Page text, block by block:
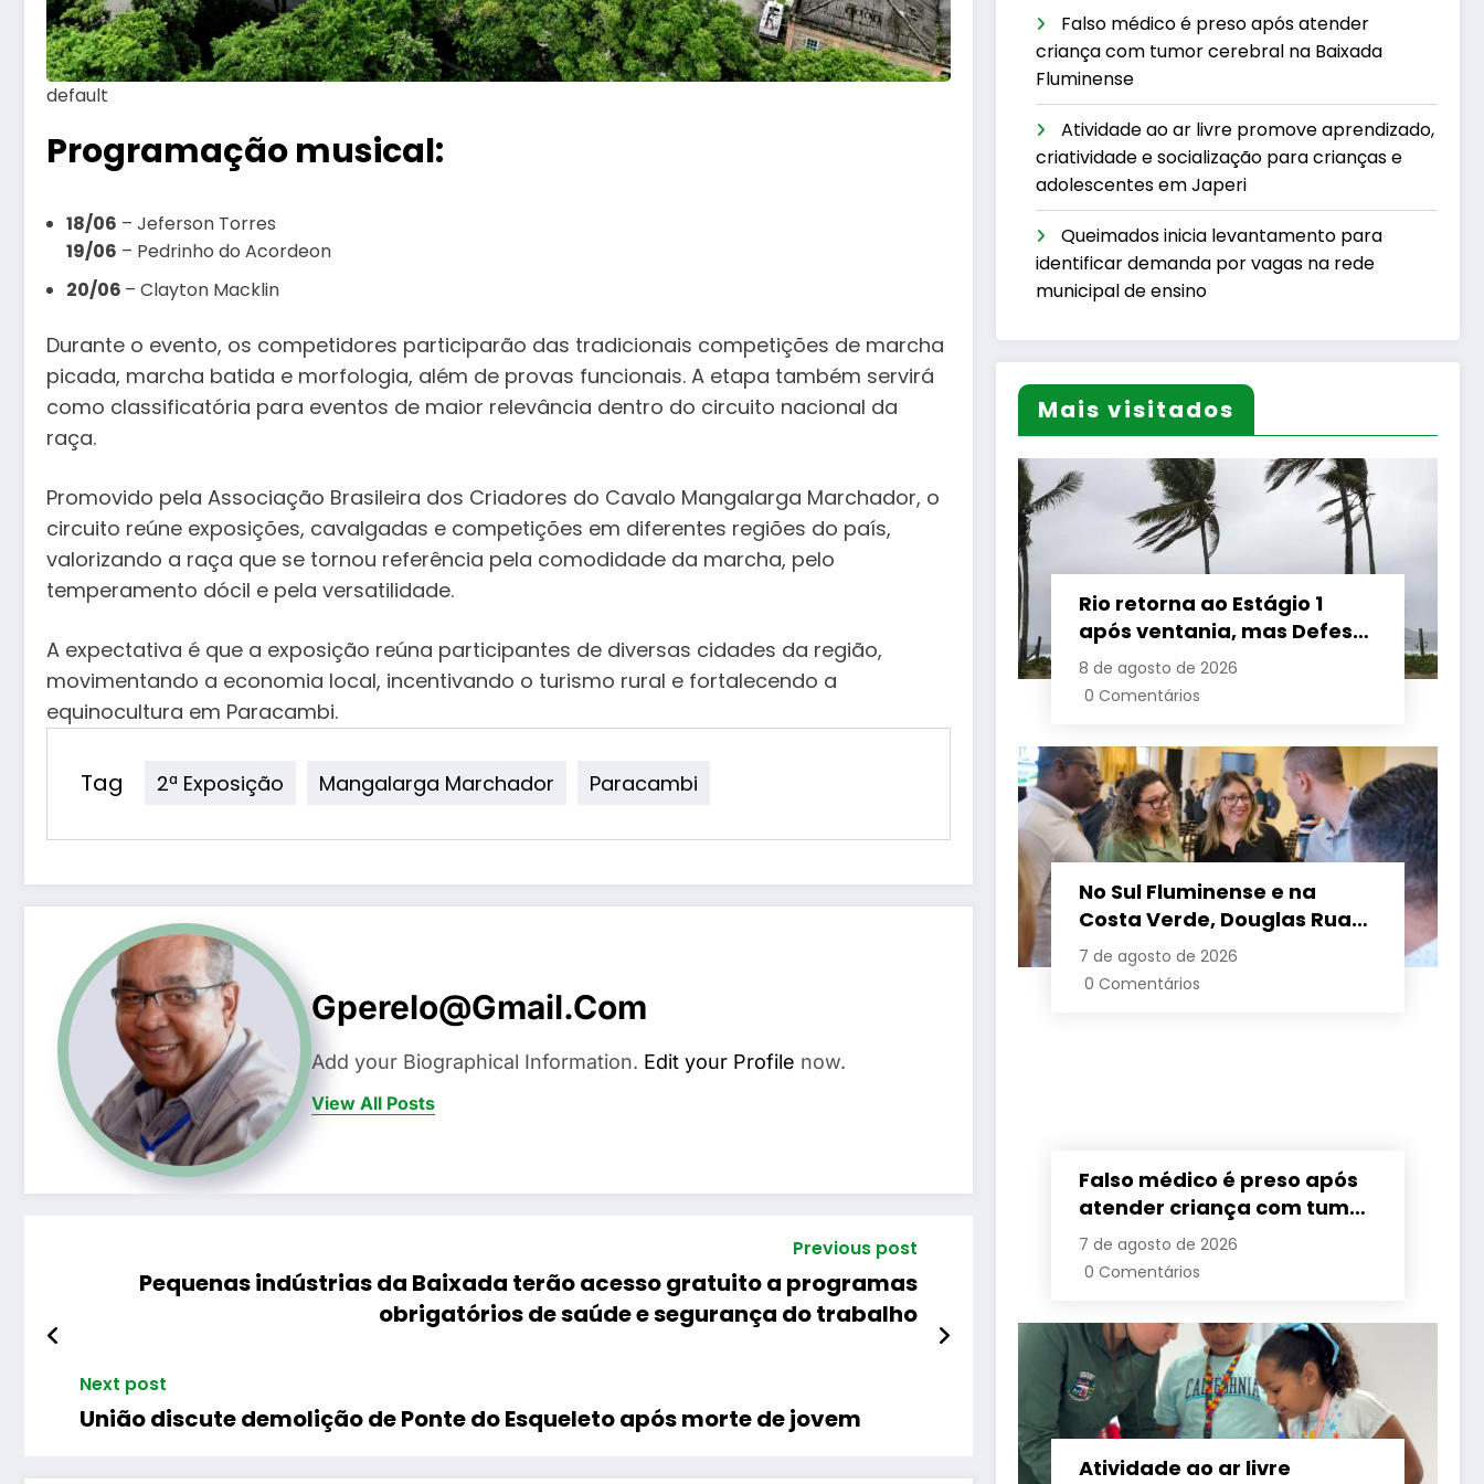
default
Programação musical:
18/06 – Jeferson Torres
19/06 – Pedrinho do Acordeon
20/06 – Clayton Macklin
Durante o evento, os competidores participarão das tradicionais competições de marcha
picada, marcha batida e morfologia, além de provas funcionais. A etapa também servirá
como classificatória para eventos de maior relevância dentro do circuito nacional da
raça.
Promovido pela Associação Brasileira dos Criadores do Cavalo Mangalarga Marchador, o
circuito reúne exposições, cavalgadas e competições em diferentes regiões do país,
valorizando a raça que se tornou referência pela comodidade da marcha, pelo
temperamento dócil e pela versatilidade.
A expectativa é que a exposição reúna participantes de diversas cidades da região,
movimentando a economia local, incentivando o turismo rural e fortalecendo a
equinocultura em Paracambi.
Tag 2ª Exposição Mangalarga Marchador Paracambi
Gperelo@gmail.com
Add your Biographical Information. Edit your Profile now.
View All Posts
Previous post
Pequenas indústrias da Baixada terão acesso gratuito a programas
obrigatórios de saúde e segurança do trabalho
Next post
União discute demolição de Ponte do Esqueleto após morte de jovem
Falso médico é preso após atender
criança com tumor cerebral na Baixada
Fluminense
Atividade ao ar livre promove aprendizado,
criatividade e socialização para crianças e
adolescentes em Japeri
Queimados inicia levantamento para
identificar demanda por vagas na rede
municipal de ensino
Mais visitados
Rio retorna ao Estágio 1
após ventania, mas Defesa
Civil alerta para baixa
umidade e incêndios
8 de agosto de 2026
0 Comentários
No Sul Fluminense e na
Costa Verde, Douglas Ruas
apresenta propostas de
requalificação urbana
7 de agosto de 2026
0 Comentários
Falso médico é preso após
atender criança com tumor
cerebral na Baixada
Fluminense
7 de agosto de 2026
0 Comentários
Atividade ao ar livre